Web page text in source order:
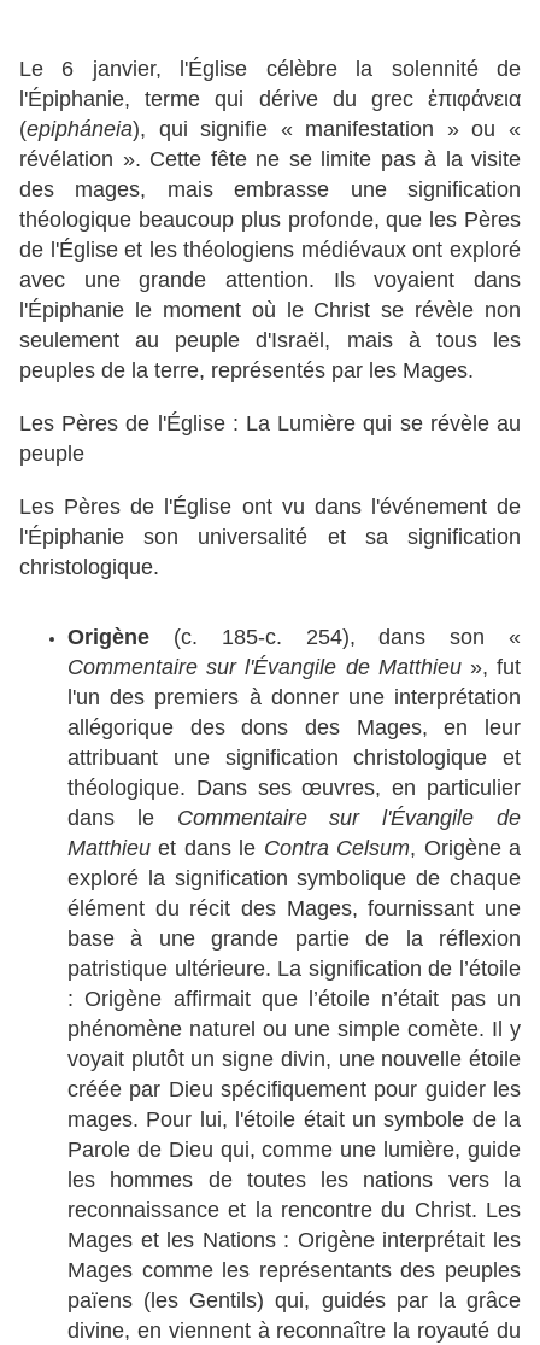
Le 6 janvier, l'Église célèbre la solennité de
l'Épiphanie, terme qui dérive du grec ἐπιφάνεια
(epipháneia), qui signifie « manifestation » ou «
révélation ». Cette fête ne se limite pas à la visite
des mages, mais embrasse une signification
théologique beaucoup plus profonde, que les Pères
de l'Église et les théologiens médiévaux ont exploré
avec une grande attention. Ils voyaient dans
l'Épiphanie le moment où le Christ se révèle non
seulement au peuple d'Israël, mais à tous les
peuples de la terre, représentés par les Mages.
Les Pères de l'Église : La Lumière qui se révèle au
peuple
Les Pères de l'Église ont vu dans l'événement de
l'Épiphanie son universalité et sa signification
christologique.
Origène (c. 185-c. 254), dans son «
Commentaire sur l'Évangile de Matthieu», fut
l'un des premiers à donner une interprétation
allégorique des dons des Mages, en leur
attribuant une signification christologique et
théologique. Dans ses œuvres, en particulier
dans le Commentaire sur l'Évangile de
Matthieu et dans le Contra Celsum, Origène a
exploré la signification symbolique de chaque
élément du récit des Mages, fournissant une
base à une grande partie de la réflexion
patristique ultérieure. La signification de l’étoile
: Origène affirmait que l’étoile n’était pas un
phénomène naturel ou une simple comète. Il y
voyait plutôt un signe divin, une nouvelle étoile
créée par Dieu spécifiquement pour guider les
mages. Pour lui, l'étoile était un symbole de la
Parole de Dieu qui, comme une lumière, guide
les hommes de toutes les nations vers la
reconnaissance et la rencontre du Christ. Les
Mages et les Nations : Origène interprétait les
Mages comme les représentants des peuples
païens (les Gentils) qui, guidés par la grâce
divine, en viennent à reconnaître la royauté du